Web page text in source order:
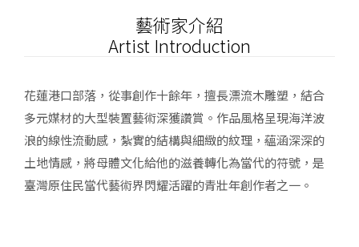
藝術家介紹
Artist Introduction
花蓮港口部落，從事創作十餘年，擅長漂流木雕塑，結合
多元媒材的大型裝置藝術深獲讚賞。作品風格呈現海洋波
浪的線性流動感，紮實的結構與細緻的紋理，蘊涵深深的
土地情感，將母體文化給他的滋養轉化為當代的符號，是
臺灣原住民當代藝術界閃耀活躍的青壯年創作者之一。